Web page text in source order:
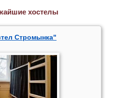
хостелы
Стромынка"